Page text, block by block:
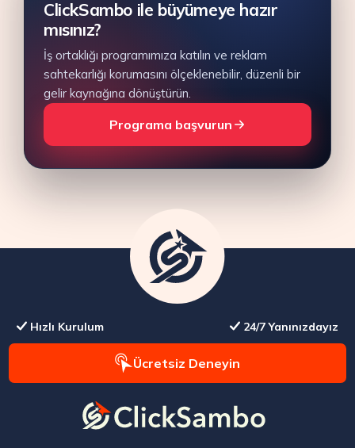
ClickSambo ile büyümeye hazır
mısınız?
İş ortaklığı programımıza katılın ve reklam
sahtekarlığı korumasını ölçeklenebilir, düzenli bir
gelir kaynağına dönüştürün.
Programa başvurun
Hızlı Kurulum 24/7 Yanınızdayız
Ücretsiz Deneyin